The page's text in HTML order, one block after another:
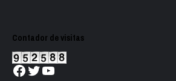
Contador de visitas
Facebook
Twitter
YouTube